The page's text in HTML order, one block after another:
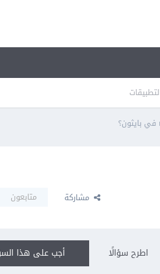
مشاركة متابعون
أجب على هذا اطرح سؤالًا